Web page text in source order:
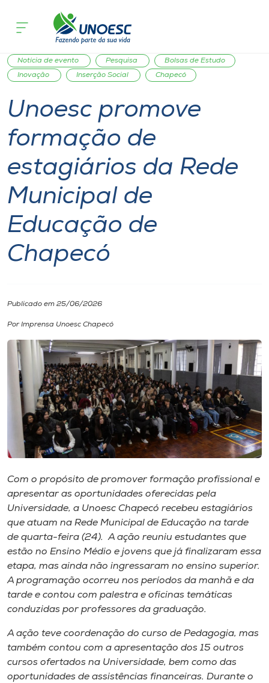
Cursos
Onde estamos
Pesquisa
Atendimento ao Estudante
Portal de Ensino
Unoesc
Internacionalização
Diplomados
Cultura
CPA
Biblioteca
Editora
Rádio
Museu
Unoesc
Store
Selecione
o idioma
Planejamento
Notícia de evento
Pesquisa
Bolsas de Estudo
Inovação
Inserção Social Chapecó
Unoesc promove
formação de
estagiários da Rede
Municipal de
Educação de
Chapecó
Publicado em 25/06/2026
Por Imprensa Unoesc Chapecó
Com o propósito de promover formação profissional e
apresentar as oportunidades oferecidas pela
Universidade, a Unoesc Chapecó recebeu estagiários
que atuam na Rede Municipal de Educação na tarde
de quarta-feira (24). A ação reuniu estudantes que
estão no Ensino Médio e jovens que já finalizaram essa
etapa, mas ainda não ingressaram no ensino superior.
A programação ocorreu nos períodos da manhã e da
tarde e contou com palestra e oficinas temáticas
conduzidas por professores da graduação.
A ação teve coordenação do curso de Pedagogia, mas
também contou com a apresentação dos 15 outros
cursos ofertados na Universidade, bem como das
oportunidades de assistências financeiras. Durante o